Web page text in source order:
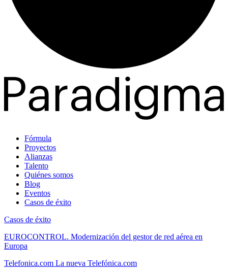
Fórmula
Proyectos
Alianzas
Talento
Quiénes somos
Blog
Eventos
Casos de éxito
Casos de éxito
EUROCONTROL. Modernización del gestor de red aérea en
Europa
Telefonica.com La nueva Telefónica.com